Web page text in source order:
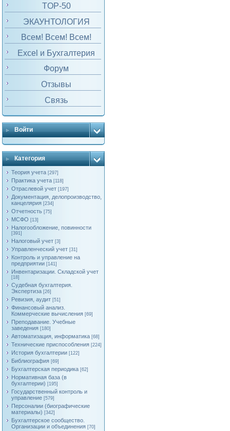
TOP-50
ЭКАУНТОЛОГИЯ
Всем! Всем! Всем!
Excel и Бухгалтерия
Форум
Отзывы
Связь
Войти
Категория
Теория учета [297]
Практика учета [118]
Отраслевой учет [197]
Документация, делопроизводство,
канцелярия [234]
Отчетность [75]
МСФО [13]
Налогообложение, повинности
[391]
Налоговый учет [3]
Управленческий учет [31]
Контроль и управление на
предприятии [141]
Инвентаризации. Складской учет
[18]
Судебная бухгалтерия.
Экспертиза [26]
Ревизия, аудит [51]
Финансовый анализ.
Коммерческие вычисления [69]
Преподавание. Учебные
заведения [180]
Автоматизация, информатика [68]
Технические приспособления [224]
История бухгалтерии [122]
Библиография [69]
Бухгалтерская периодика [62]
Нормативная база (в
бухгалтерии) [195]
Государственный контроль и
управление [579]
Персоналии (биографические
материалы) [342]
Бухгалтерское сообщество.
Организации и объединения [70]